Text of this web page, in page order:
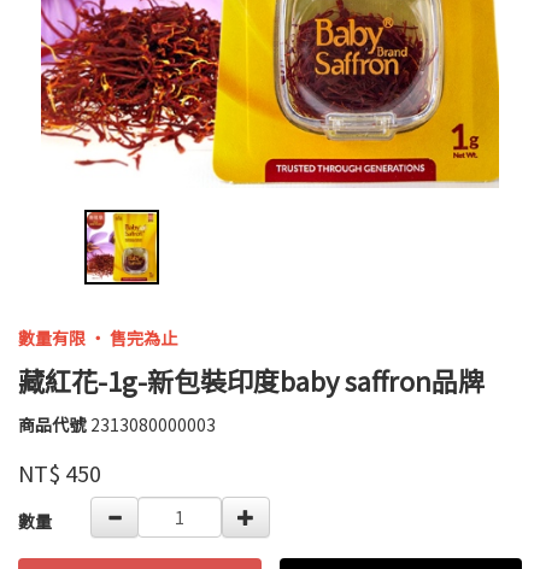
數量有限 ‧ 售完為止
藏紅花-1g-新包裝印度baby saffron品牌
商品代號 2313080000003
2313080000003
品牌
明
祇
園
NT$ 450
GOODS000000000000004139451
數量